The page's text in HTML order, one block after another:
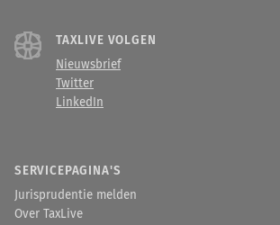
TAXLIVE VOLGEN
Nieuwsbrief
Twitter
LinkedIn
SERVICEPAGINA'S
Jurisprudentie melden
Over TaxLive